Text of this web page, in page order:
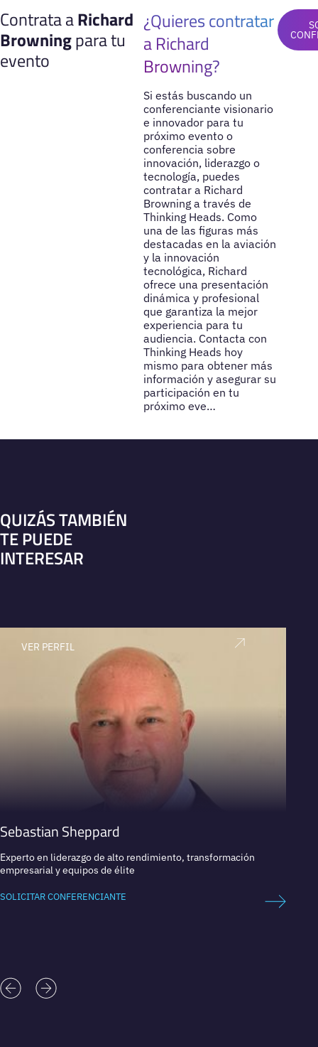
Contrata aRichard
Browningpara tu
evento
¿Quieres contratar
a Richard
Browning?
Si estás buscando un
conferenciante visionario
e innovador para tu
próximo evento o
conferencia sobre
innovación, liderazgo o
tecnología, puedes
contratar a Richard
Browning a través de
Thinking Heads. Como
una de las figuras más
destacadas en la aviación
y la innovación
tecnológica, Richard
ofrece una presentación
dinámica y profesional
que garantiza la mejor
experiencia para tu
audiencia. Contacta con
Thinking Heads hoy
mismo para obtener más
información y asegurar su
participación en tu
próximo eve…
QUIZÁS TAMBIÉN
TE PUEDE
INTERESAR
VER PERFIL
Sebastian Sheppard
Experto en liderazgo de alto rendimiento, transformación
empresarial y equipos de élite
SOLICITAR CONFERENCIANTE